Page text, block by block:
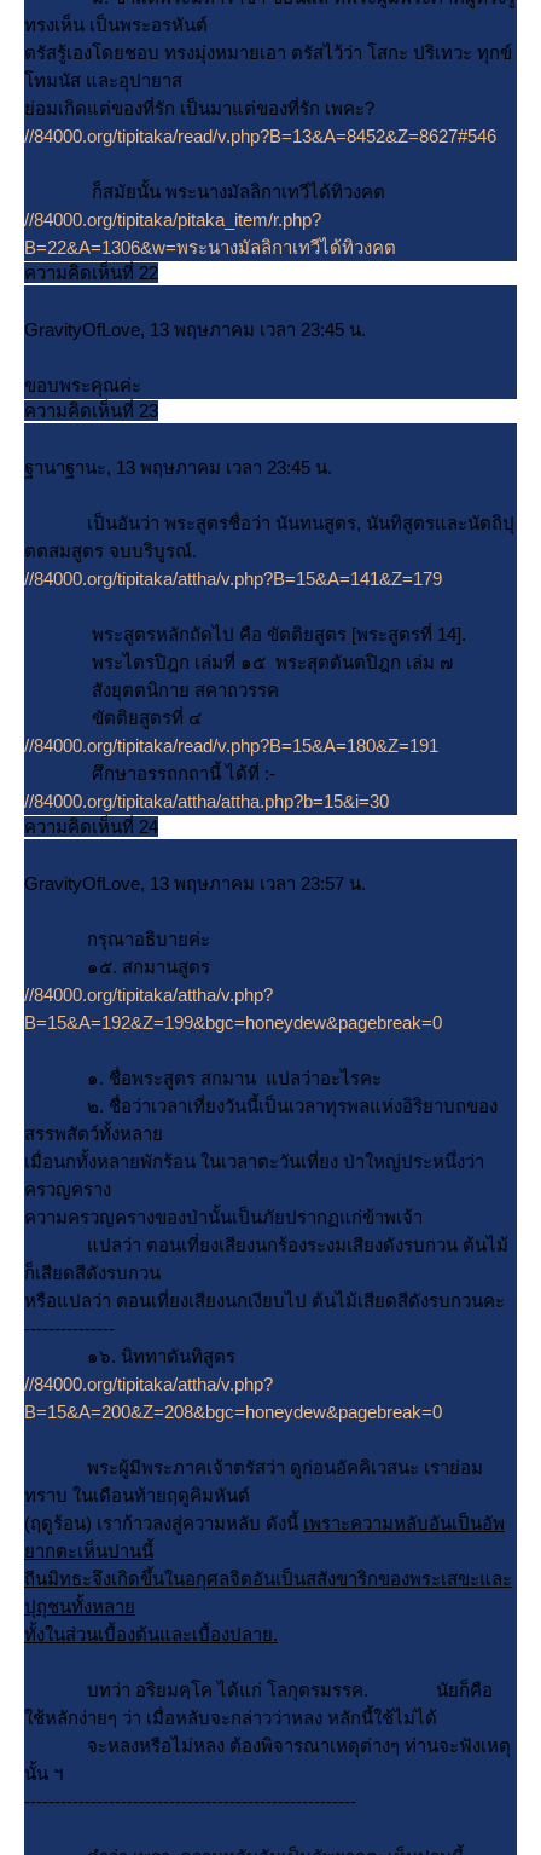
ทรงเห็น เป็นพระอรหันต์
ตรัสรู้เองโดยชอบ ทรงมุ่งหมายเอา ตรัสไว้ว่า โสกะ ปริเทวะ ทุกข์
ทมนัส และอุปายาส
่อมเกิดแต่ของที่รัก เป็นมาแต่ของที่รัก เพคะ?
//84000.org/tipitaka/read/v.php?B=13&A=8452&Z=8627#546
ก็สมัยนั้น พระนางมัลลิกาเทวีได้ทิวงคต
//84000.org/tipitaka/pitaka_item/r.php?
B=22&A=1306&w=พระนางมัลลิกาเทวีได้ทิวงคต
ความคิดเห็นที่ 22
GravityOfLove, 13 พฤษภาคม เวลา 23:45 น.
ขอบพระคุณค่ะ
ความคิดเห็นที่ 23
ฐานาฐานะ, 13 พฤษภาคม เวลา 23:45 น.
เป็นอันว่า พระสูตรชื่อว่า นันทนสูตร, นันทิสูตรและนัตถิปุ
ตตสมสูตร จบบริบูรณ์.
//84000.org/tipitaka/attha/v.php?B=15&A=141&Z=179
พระสูตรหลักถัดไป คือ ขัตติยสูตร [พระสูตรที่ 14].
พระไตรปิฎก เล่มที่ ๑๕ พระสุตตันตปิฎก เล่ม ๗
สังยุตตนิกาย สคาถวรรค
ขัตติยสูตรที่ ๔
//84000.org/tipitaka/read/v.php?B=15&A=180&Z=191
ศึกษาอรรถกถานี้ ได้ที่ :-
//84000.org/tipitaka/attha/attha.php?b=15&i=30
ความคิดเห็นที่ 24
GravityOfLove, 13 พฤษภาคม เวลา 23:57 น.
กรุณาอธิบายค่ะ
๑๕. สกมานสูตร
//84000.org/tipitaka/attha/v.php?
B=15&A=192&Z=199&bgc=honeydew&pagebreak=0
๑. ชื่อพระสูตร สกมาน แปลว่าอะไรคะ
๒. ชื่อว่าเวลาเที่ยงวันนี้เป็นเวลาทุรพลแห่งอิริยาบถของ
สรรพสัตว์ทั้งหลา
เมื่อนกทั้งหลายพักร้อน ในเวลาตะวันเที่ยง ป่าใหญ่ประหนึ่งว่า
ครวญคราง
ความครวญครางของป่านั้นเป็นภัยปรากฏแก่ข้าพเจ้า
ปลว่า ตอนเที่ยงเสียงนกร้องระงมเสียงดังรบกวน ต้นไม้
ก็เสียดสีดังรบกวน
หรือแปลว่า ตอนเที่ยงเสียงนกเงียบไป ต้นไม้เสียดสีดังรบกวนคะ
---------------
๑๖. นิททาตันทิสูตร
//84000.org/tipitaka/attha/v.php?
B=15&A=200&Z=208&bgc=honeydew&pagebreak=0
พระผู้มีพระภาคเจ้าตรัสว่า ดูก่อนอัคคิเวสนะ เราย่อม
ทราบ ในเดือนท้ายฤดูคิมหันต์
(ฤดูร้อน) เราก้าวลงสู่ความหลับ ดังนี้ เพราะความหลับอันเป็นอัพ
ากตะเห็นปานนี้
ถีนมิทธะจึงเกิดขึ้นในอกุศลจิตอันเป็นสสังขาริกของพระเสขะและ
ปุถุชนทั้งหลา
ทั้งในส่วนเบื้องต้นและเบื้องปลาย.
บทว่า อริยมคฺโค ได้แก่ โลกุตรมรรค. นัยก็คือ
ช้หลักง่ายๆ ว่า เมื่อหลับจะกล่าวว่าหลง หลักนี้ใช้ไม่ได้
จะหลงหรือไม่หลง ต้องพิจารณาเหตุต่างๆ ท่านจะฟังเหตุ
นั้น ฯ
-------------------------------------------------------